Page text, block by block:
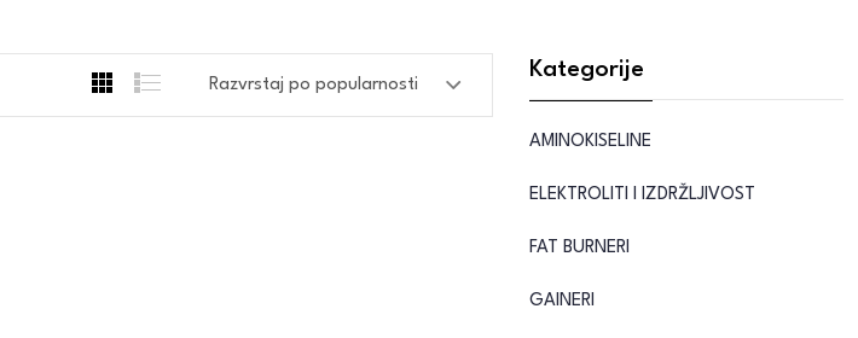
Kategorije
AMINOKISELINE
ELEKTROLITI I IZDRŽLJIVOST
FAT BURNERI
GAINERI